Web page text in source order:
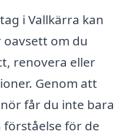
i Vallkärra kan
om du
renovera eller
Genom att
får du inte bara
för de